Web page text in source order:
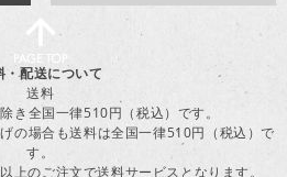
・配送について
送料
き全国一律510円（税込）です。
の場合も送料は全国一律510円（税込）で
す。
上のご注文で送料サービスとなります。